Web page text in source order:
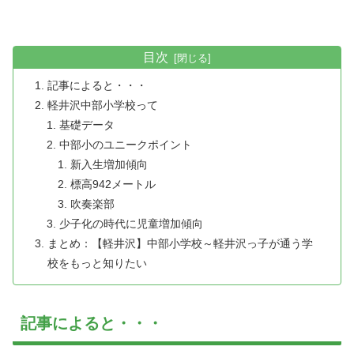
目次
記事によると・・・
軽井沢中部小学校って
基礎データ
中部小のユニークポイント
新入生増加傾向
標高942メートル
吹奏楽部
少子化の時代に児童増加傾向
まとめ：【軽井沢】中部小学校～軽井沢っ子が通う学
校をもっと知りたい
記事によると・・・